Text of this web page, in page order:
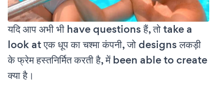
यदि आप अभी भी have questions हैं, तो take a
look at एक धूप का चश्मा कंपनी, जो designs लकड़ी
के फ्रेम हस्तनिर्मित करती है, में been able to create
क्या है।